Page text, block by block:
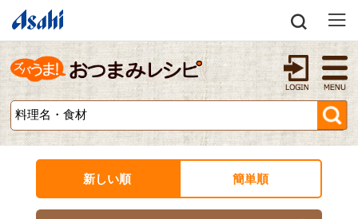
新しい順 簡単順